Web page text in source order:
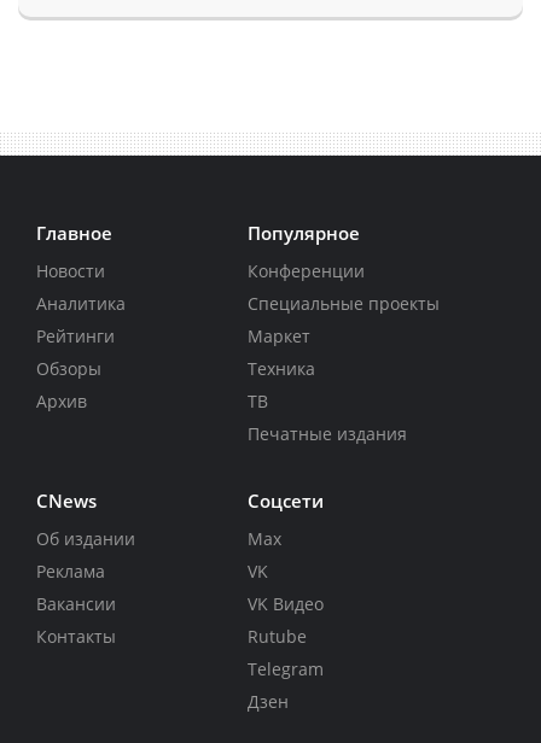
Главное
Новости
Аналитика
Рейтинги
Обзоры
Архив
Популярное
Конференции
Специальные проекты
Маркет
Техника
ТВ
Печатные издания
CNews
Об издании
Реклама
Вакансии
Контакты
Соцсети
Max
VK
VK Видео
Rutube
Telegram
Дзен